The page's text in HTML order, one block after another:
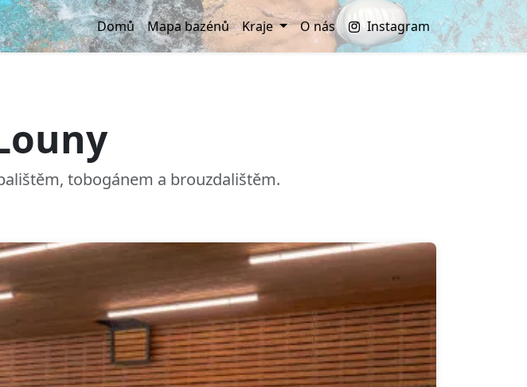
Domů Mapa bazénů Kraje O nás Instagram
tobogánem a brouzdalištěm.